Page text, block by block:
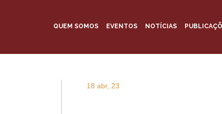
QUEM SOMOS EVENTOS NOTÍCIAS
18 abr, 23